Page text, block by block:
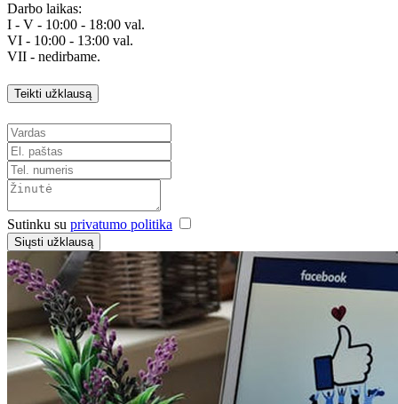
Darbo laikas:
I - V - 10:00 - 18:00 val.
VI - 10:00 - 13:00 val.
VII - nedirbame.
Teikti užklausą
Sutinku su privatumo politika
Siųsti užklausą